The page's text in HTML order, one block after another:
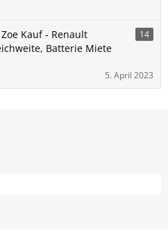
Kauf - Renault
Batterie Miete
14
5. April 2023